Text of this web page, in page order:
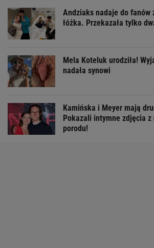
Andziaks nadaje do fanów
łóżka. Przekazała tylko
Mela Koteluk urodziła!
nadała synowi
Kamińska i Meyer mają
Pokazali intymne zdjęcia z
porodu!